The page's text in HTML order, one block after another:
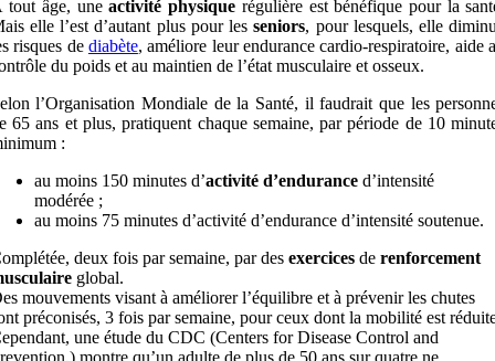
tout âge, uneactivité physique régulière est bénéfique pour la
elle l’est d’autant plus pour lesseniors, pour lesquels, elle
risques de diabète, améliore leur endurance cardio-respiratoire, aide
du poids et au maintien de l’état musculaire et osseux.
l’Organisation Mondiale de la Santé, il faudrait que les
65 ans et plus, pratiquent chaque semaine, par période de 10
:
au moins 150 minutes d’activité d’enduranced’intensité
modérée ;
au moins 75 minutes d’activité d’endurance d’intensité soutenue.
deux fois par semaine, par desexercicesde renforcement
global.
mouvements visant à améliorer l’équilibre et à prévenir les chutes
préconisés, 3 fois par semaine, pour ceux dont la mobilité est
une étude du CDC (Centers for Disease Control and
montre qu’un adulte de plus de 50 ans sur quatre ne